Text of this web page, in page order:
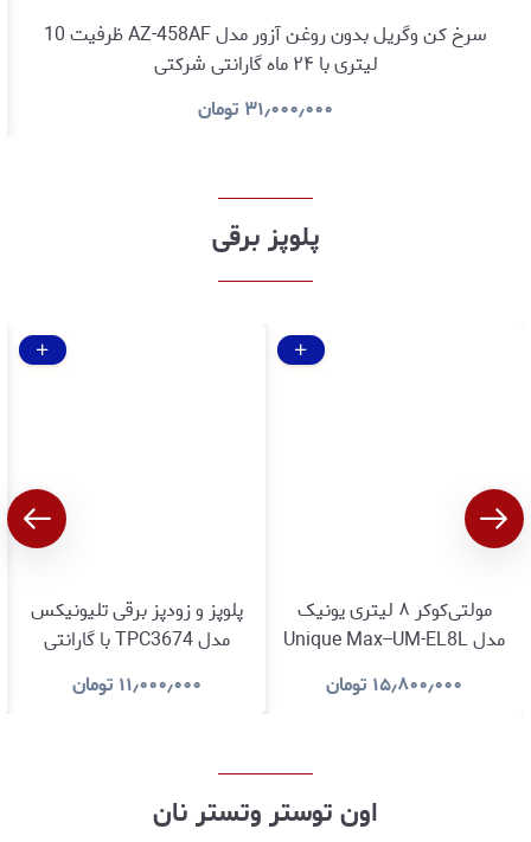
سرخ کن وگریل بدون روغن آزور مدل AZ-458AF ظرفیت 10
لیتری با ۲۴ ماه گارانتی شرکتی
۳۱٫۰۰۰٫۰۰۰ تومان
پلوپز برقی
مولتی‌کوکر ۸ لیتری یونیک
مدل Unique Max--UM-EL8L
باگارانتی اصالت و سلامت کالا
۱۵٫۸۰۰٫۰۰۰ تومان
پلوپز و زودپز برقی تلیونیکس
مدل TPC3674 با گارانتی
اصالت و سلامت کالا
۱۱٫۰۰۰٫۰۰۰ تومان
اون توستر وتستر نان